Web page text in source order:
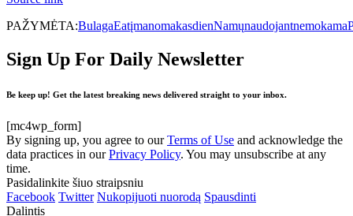
PAŽYMĖTA:BulagaEatįmanomakasdienNamųnaudojantnemokama
Sign Up For Daily Newsletter
Be keep up! Get the latest breaking news delivered straight to your inbox.
[mc4wp_form]
By signing up, you agree to ourTerms of Use and acknowledge the
data practices in ourPrivacy Policy. You may unsubscribe at any
time.
Pasidalinkite šiuo straipsniu
Facebook Twitter Nukopijuoti nuorodą Spausdinti
Dalintis